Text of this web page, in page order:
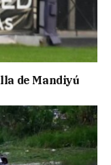
de Mandiyú